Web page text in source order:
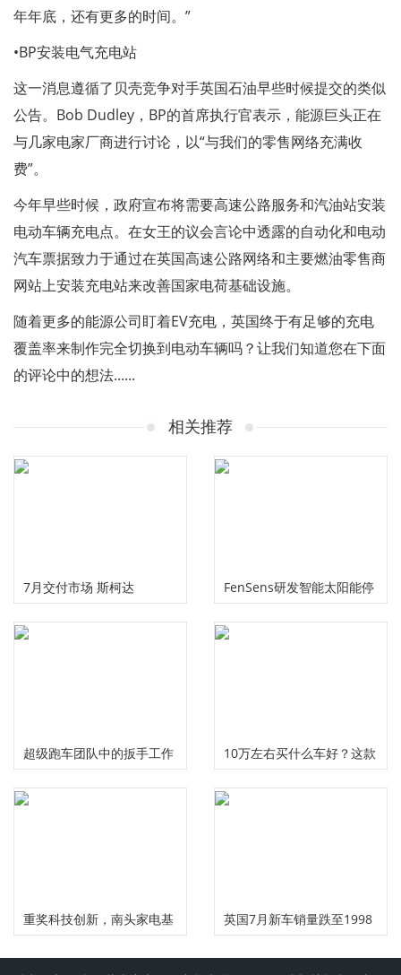
年年底，还有更多的时间。”
•BP安装电气充电站
这一消息遵循了贝壳竞争对手英国石油早些时候提交的类似
公告。Bob Dudley，BP的首席执行官表示，能源巨头正在
与几家电家厂商进行讨论，以“与我们的零售网络充满收
费”。
今年早些时候，政府宣布将需要高速公路服务和汽油站安装
电动车辆充电点。在女王的议会言论中透露的自动化和电动
汽车票据致力于通过在英国高速公路网络和主要燃油零售商
网站上安装充电站来改善国家电荷基础设施。
随着更多的能源公司盯着EV充电，英国终于有足够的充电
覆盖率来制作完全切换到电动车辆吗？让我们知道您在下面
的评论中的想法......
相关推荐
7月交付市场 斯柯达
Kushaq官图发布
FenSens研发智能太阳能停
车传感器 让旧汽车和卡车驾
超级跑车团队中的扳手工作
10万左右买什么车好？这款
长安suv值得推荐
重奖科技创新，南头家电基
英国7月新车销量跌至1998